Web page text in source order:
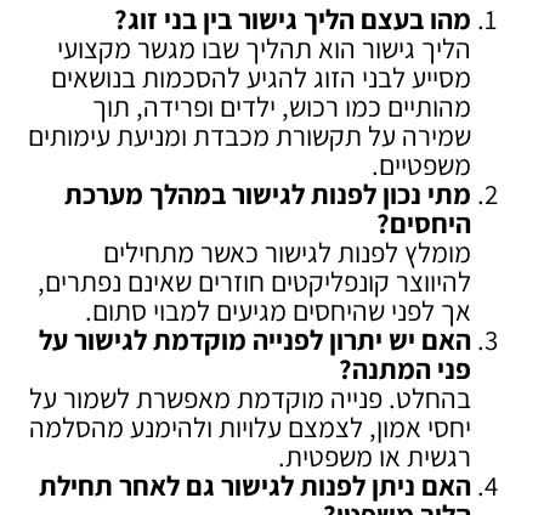
מהו בעצם הליך גישור בין בני זוג?
הליך גישור הוא תהליך שבו מגשר מקצועי
מסייע לבני הזוג להגיע להסכמות בנושאים
מהותיים כמו רכוש, ילדים ופרידה, תוך
שמירה על תקשורת מכבדת ומניעת עימותים
משפטיים.
מתי נכון לפנות לגישור במהלך מערכת
היחסים?
מומלץ לפנות לגישור כאשר מתחילים
להיווצר קונפליקטים חוזרים שאינם נפתרים,
אך לפני שהיחסים מגיעים למבוי סתום.
האם יש יתרון לפנייה מוקדמת לגישור על
פני המתנה?
בהחלט. פנייה מוקדמת מאפשרת לשמור על
יחסי אמון, לצמצם עלויות ולהימנע מהסלמה
רגשית או משפטית.
האם ניתן לפנות לגישור גם לאחר תחילת